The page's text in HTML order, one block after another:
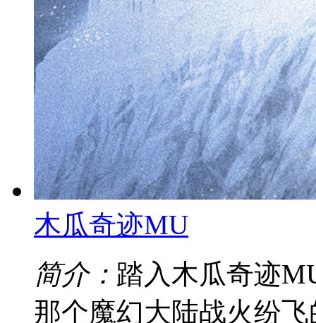
木瓜奇迹MU
简介： 踏入木瓜奇迹
那个魔幻大陆战火纷